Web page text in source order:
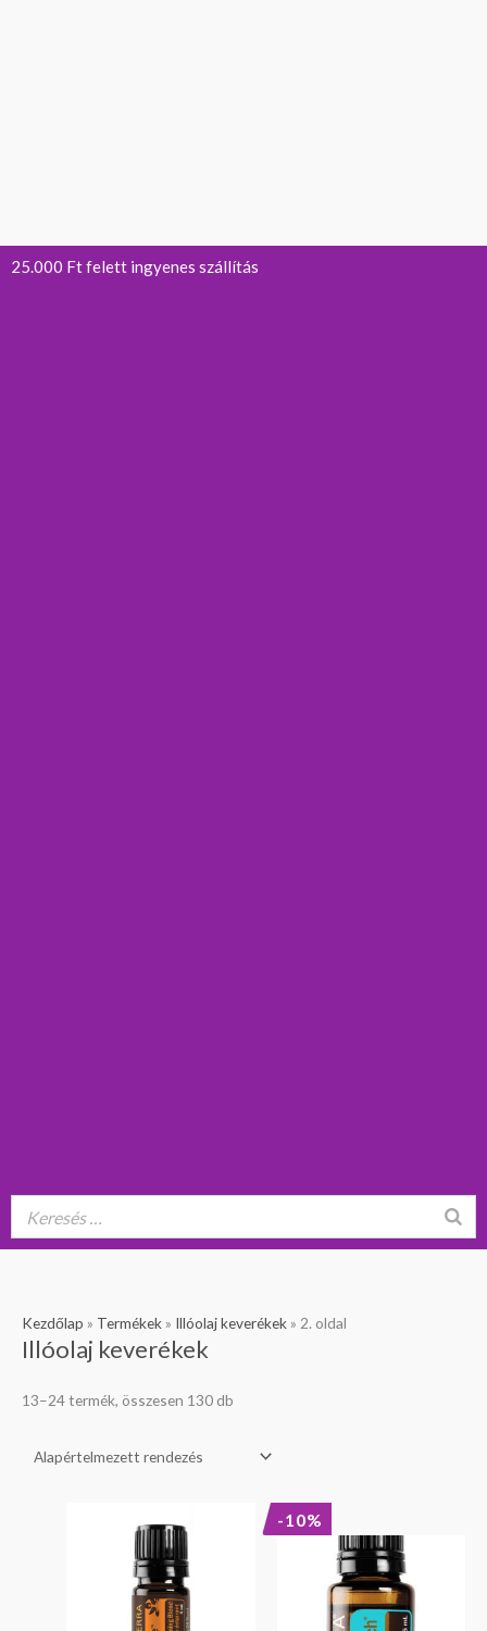
25.000 Ft felett ingyenes szállítás
Kezdőlap » Termékek » Illóolaj keverékek » 2. oldal
Illóolaj keverékek
13–24 termék, összesen 130 db
-10%
was:
18
890 Ft.
16
990 Ft.